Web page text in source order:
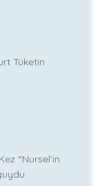
Tüketin
“Nursel’in